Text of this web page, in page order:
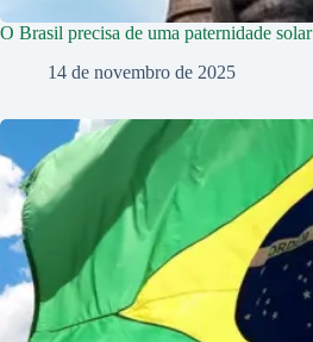
O Brasil precisa de uma paternidade solar
14 de novembro de 2025